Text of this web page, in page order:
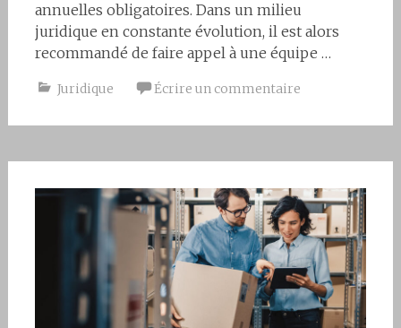
annuelles obligatoires. Dans un milieu
juridique en constante évolution, il est alors
recommandé de faire appel à une équipe …
Juridique Écrire un commentaire